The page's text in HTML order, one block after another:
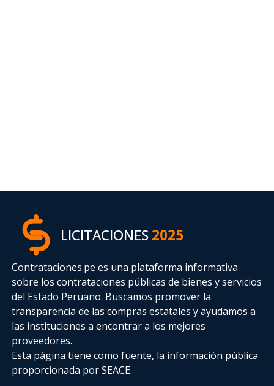
LICITACIONES2025
Contrataciones.pe es una plataforma informativa
sobre los contrataciones públicas de bienes y servicios
del Estado Peruano. Buscamos promover la
transparencia de las compras estatalesy ayudamos a
las instituciones a encontrar a los mejores
proveedores.
Esta página tiene como fuente, la información pública
proporcionada por SEACE.